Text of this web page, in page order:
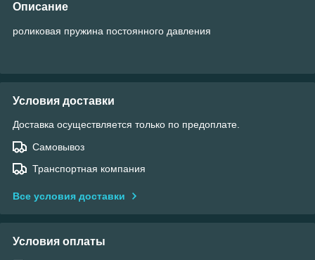
Описание
роликовая пружина постоянного давления
Условия доставки
Доставка осуществляется только по предоплате.
Самовывоз
Транспортная компания
Все условия доставки
Условия оплаты